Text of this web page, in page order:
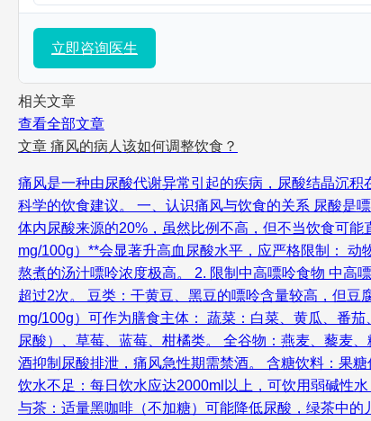
立即咨询医生
相关文章
查看全部文章
文章 痛风的病人该如何调整饮食？
痛风是一种由尿酸代谢异常引起的疾病，尿酸结晶沉
科学的饮食建议。 一、认识痛风与饮食的关系 尿酸是
体内尿酸来源的20%，虽然比例不高，但不当饮食可
mg/100g）**会显著升高血尿酸水平，应严格限制：
熬煮的汤汁嘌呤浓度极高。 2. 限制中高嘌呤食物 中高
超过2次。 豆类：干黄豆、黑豆的嘌呤含量较高，但
mg/100g）可作为膳食主体： 蔬菜：白菜、黄瓜、番
尿酸）、草莓、蓝莓、柑橘类。 全谷物：燕麦、藜麦
酒抑制尿酸排泄，痛风急性期需禁酒。 含糖饮料：果
饮水不足：每日饮水应达2000ml以上，可饮用弱碱性
与茶：适量黑咖啡（不加糖）可能降低尿酸，绿茶中